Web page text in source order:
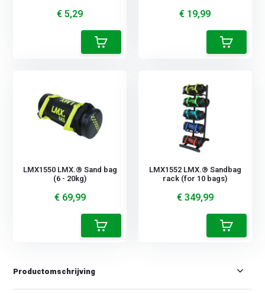
Productomschrijving
€ 5,29 € 19,99
LMX1550 LMX.® Sand bag
(6 - 20kg)
€ 69,99
LMX1552 LMX.® Sandbag
rack (for 10 bags)
€ 349,99